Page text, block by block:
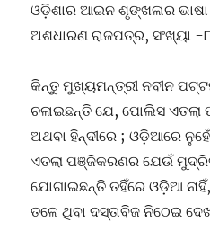
ଓଡ଼ିଶାର ଆଇନ ଶୃଙ୍ଖଳାର
ଅଶଧାରଣ ରାଜପତ୍ର, ସଂଖ୍ୟା -
କିନ୍ତୁ ମୁଖ୍ୟମନ୍ତ୍ରୀ ନବୀନ
ଚଳାଇଛନ୍ତି ଯେ, ପୋଲିସ ଏତଲା
ଅଥବା ହିନ୍ଦୀରେ ; ଓଡ଼ିଆରେ
ଏତଲା ପଞ୍ଜିକରଣର ଯେଉଁ
ଯୋଗାଇଛନ୍ତି ତହିଁରେ ଓଡ଼ିଆ ନାହିଁ,
ତଳେ ଥିବା ଦସ୍ତାବିଜ ନିଠେଇ